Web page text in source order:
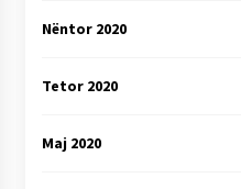
Nëntor 2020
Tetor 2020
Maj 2020